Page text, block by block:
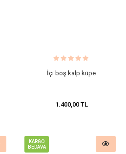
İçi boş kalp küpe
1.400,00 TL
KARGO
BEDAVA